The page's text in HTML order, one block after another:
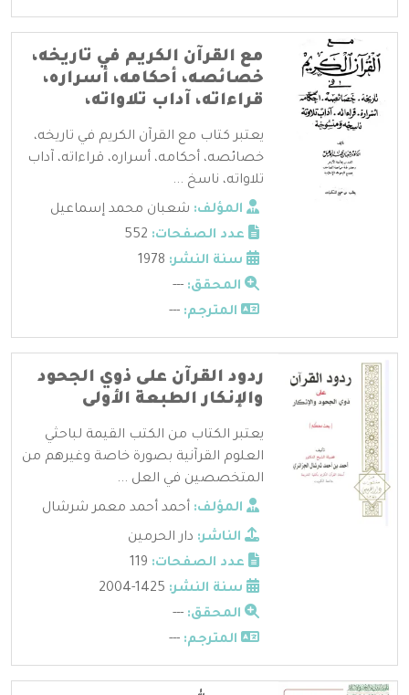
مع القرآن الكريم في تاريخه،
خصائصه، أحكامه، أسراره،
قراءاته، آداب تلاواته،
يعتبر كتاب مع القرآن الكريم في تاريخه،
خصائصه، أحكامه، أسراره، قراءاته، آداب
تلاواته، ناسخ ...
المؤلف: شعبان محمد إسماعيل
عدد الصفحات:
سنة النشر:
المحقق: ---
المترجم: ---
ردود القرآن على ذوي الجحود
والإنكار الطبعة الأولى
يعتبر الكتاب من الكتب القيمة لباحثي
العلوم القرآنية بصورة خاصة وغيرهم من
المتخصصين في العل ...
المؤلف: أحمد أحمد معمر شرشال
الناشر: دار الحرمين
عدد الصفحات:
سنة النشر:
المحقق: ---
المترجم: ---